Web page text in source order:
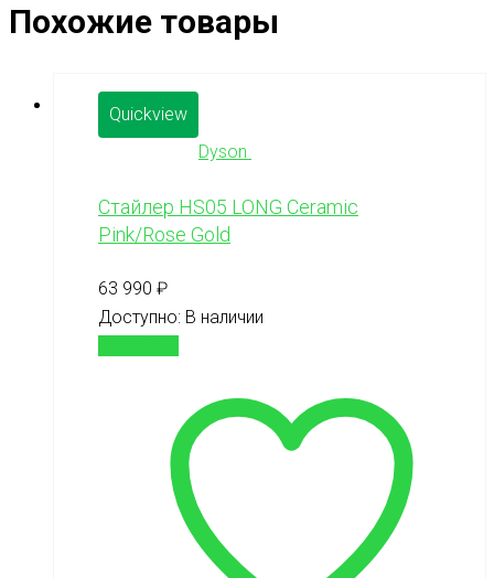
Похожие товары
Quickview
Dyson
Стайлер HS05 LONG Ceramic
Pink/Rose Gold
63 990 ₽
Доступно: В наличии